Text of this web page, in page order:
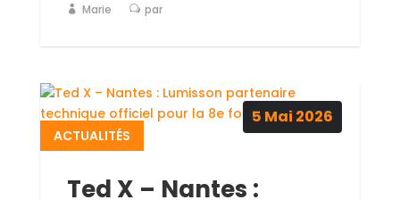
Marie par
Ted X – Nantes :
ACTUALITÉS
5 Mai 2026